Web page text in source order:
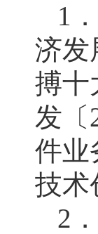
1
济发
搏十
发〔
件业
技术
2